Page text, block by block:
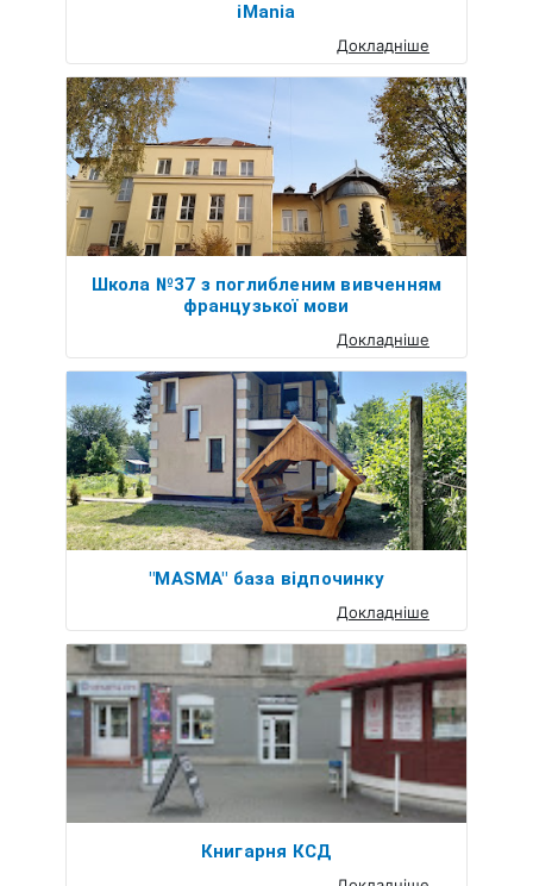
iMania
Докладніше
Школа №37 з поглибленим вивченням
французької мови
Докладніше
"MASMA" база відпочинку
Докладніше
Книгарня КСД